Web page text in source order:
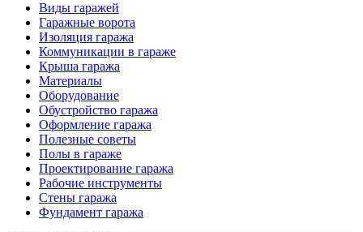
Виды гаражей
Гаражные ворота
Изоляция гаража
Коммуникации в гараже
Крыша гаража
Материалы
Оборудование
Обустройство гаража
Оформление гаража
Полезные советы
Полы в гараже
Проектирование гаража
Рабочие инструменты
Стены гаража
Фундамент гаража